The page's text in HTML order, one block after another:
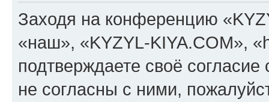
Заходя на конференцию
«наш», «KYZYL-KIYA.COM»,
подтверждаете своё
не согласны с ними,